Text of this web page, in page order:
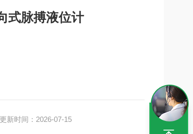
式脉搏液位计
更新时间：2026-07-15